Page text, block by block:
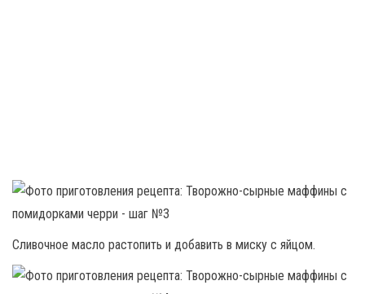
Сливочное масло растопить и добавить в миску с яйцом.